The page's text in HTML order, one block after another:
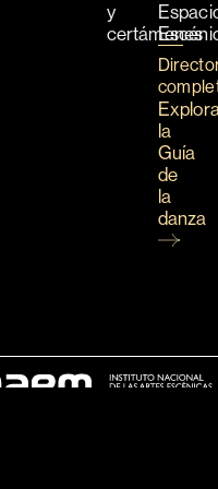
y
certámenes
la
Guía
de
la
danza